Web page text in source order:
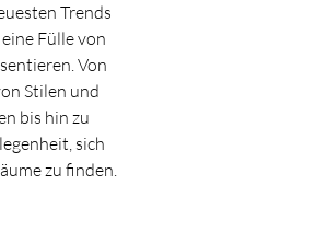
Trends
Fülle von
Von
Stilen und
bis hin zu
sich
zu finden.